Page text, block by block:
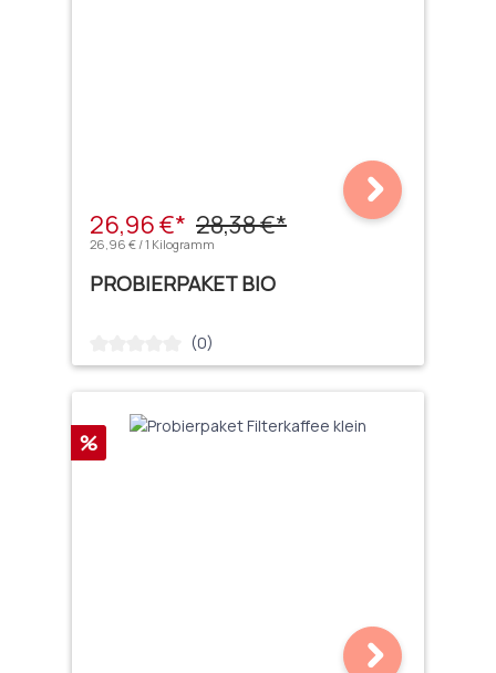
26,96 €* 28,38 €*
26,96 € / 1 Kilogramm
PROBIERPAKET BIO
Durchschnittliche Bewertung von 0 von 5 Sternen
(0)
Rabatt
%